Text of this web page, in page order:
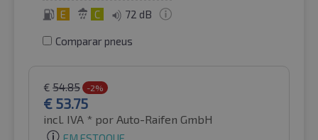
E C 72 dB
Comparar pneus
€ 54.85 -2%
€ 53.75
incl. IVA * por Auto-Raifen GmbH